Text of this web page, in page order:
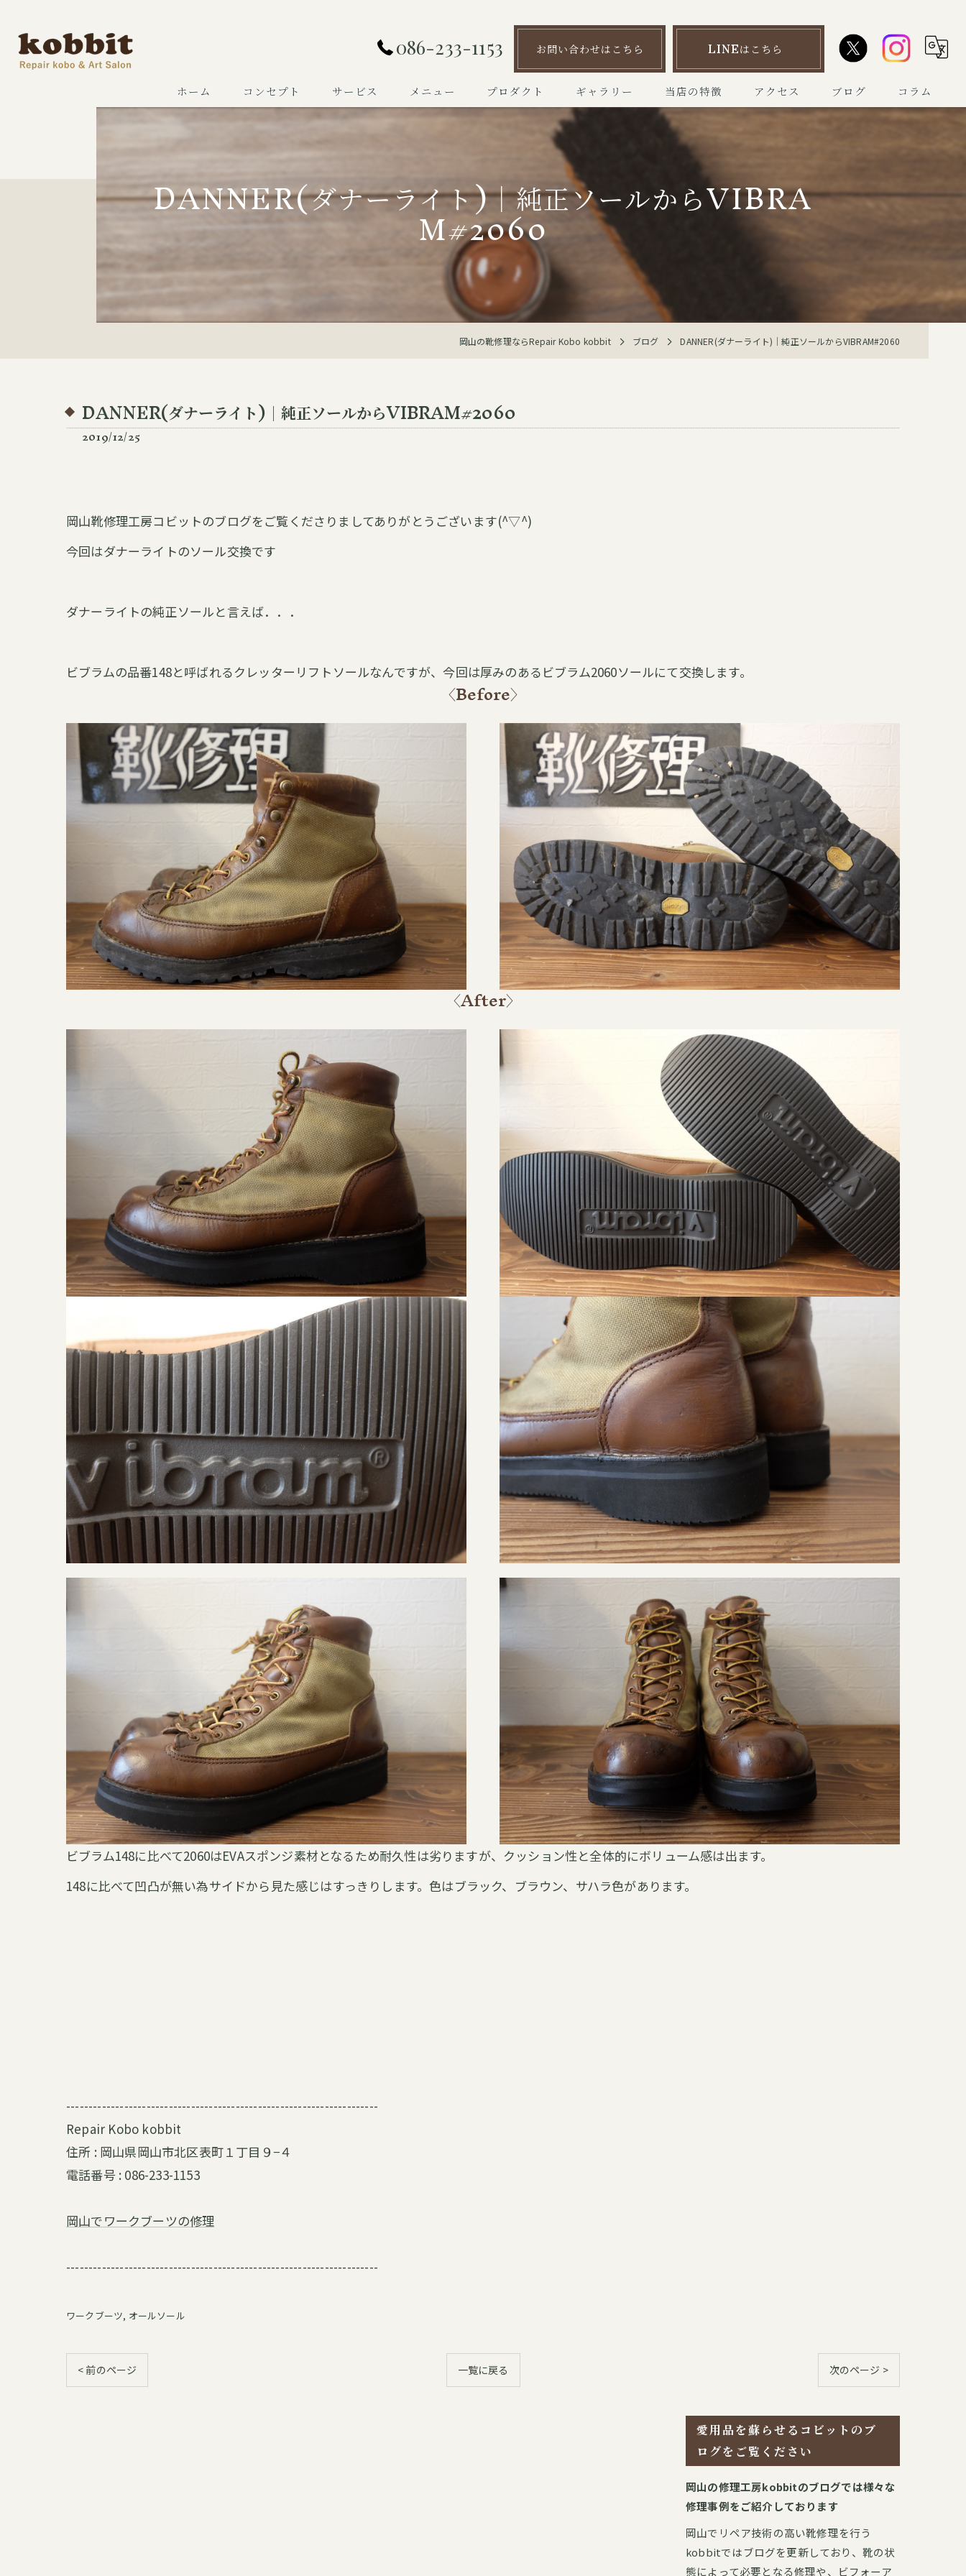
086-233-1153 お問い合わせはこちら LINEはこちら
ホーム コンセプト サービス メニュー プロダクト ギャラリー 当店の特徴
靴磨き
ハイブランド
革靴
マルジェラタビシューズ
アクセス ブログ コラム
DANNER(ダナーライト)｜純正ソールからVIBRA
M#2060
岡山の靴修理ならRepair Kobo kobbit ブログ DANNER(ダナーライト)｜純正ソールからVIBRAM#2060
DANNER(ダナーライト)｜純正ソールからVIBRAM#2060
2019/12/25
岡山靴修理工房コビットのブログをご覧くださりましてありがとうございます(^▽^)
今回はダナーライトのソール交換です
ダナーライトの純正ソールと言えば．．．
ビブラムの品番148と呼ばれるクレッターリフトソールなんですが、今回は厚みのあるビブラム2060ソールにて交換します。
〈Before〉
〈After〉
ビブラム148に比べて2060はEVAスポンジ素材となるため耐久性は劣りますが、クッション性と全体的にボリューム感は出ます。
148に比べて凹凸が無い為サイドから見た感じはすっきりします。色はブラック、ブラウン、サハラ色があります。
----------------------------------------------------------------------
Repair Kobo kobbit
住所 : 岡山県岡山市北区表町１丁目９−４
電話番号 : 086-233-1153
岡山でワークブーツの修理
----------------------------------------------------------------------
ワークブーツ オールソール
< 前のページ 一覧に戻る 次のページ >
愛用品を蘇らせるコビットのブ
ログをご覧ください
岡山の修理工房kobbitのブログでは様々な
修理事例をご紹介しております
岡山でリペア技術の高い靴修理を行う
kobbitではブログを更新しており、靴の状
態によって必要となる修理や、ビフォーア
お問い合わせはこちら
お問い合わせはこちら